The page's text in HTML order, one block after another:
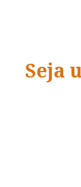
Seja